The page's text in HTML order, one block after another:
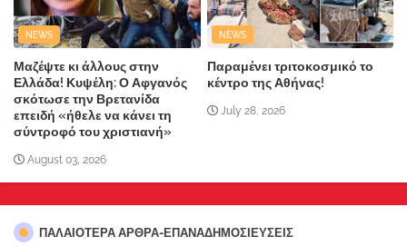
NEWS
Μαζέψτε κι άλλους στην
Ελλάδα! Κυψέλη: Ο Αφγανός
σκότωσε την Βρετανίδα
επειδή «ήθελε να κάνει τη
σύντροφό του χριστιανή»
August 03, 2026
NEWS
Παραμένει τριτοκοσμικό το
κέντρο της Αθήνας!
July 28, 2026
ΠΑΛΑΙΟΤΕΡΑ ΑΡΘΡΑ-ΕΠΑΝΑΔΗΜΟΣΙΕΥΣΕΙΣ